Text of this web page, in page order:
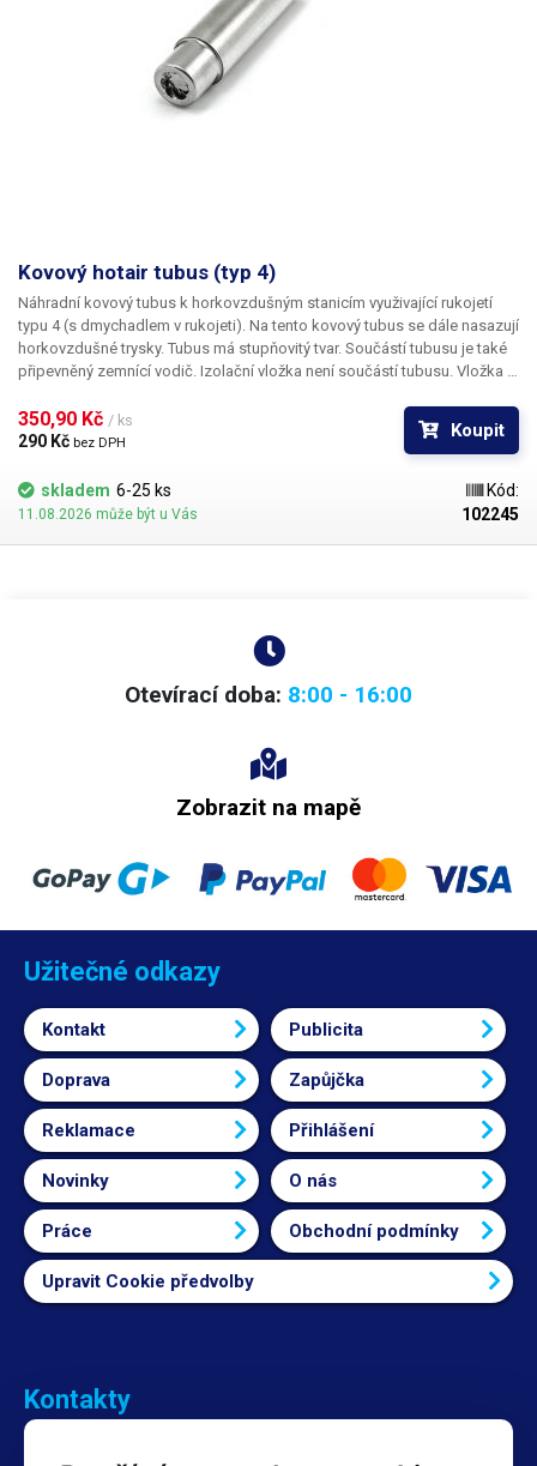
Kovový hotair tubus (typ 4)
Náhradní kovový tubus k horkovzdušným stanicím využivající rukojetí
typu 4 (s dmychadlem v rukojeti). Na tento kovový tubus se dále nasazují
horkovzdušné trysky. Tubus má stupňovitý tvar. Součástí tubusu je také
připevněný zemnící vodič. Izolační vložka není součástí tubusu. Vložka je
350,90 Kč / ks
290 Kč bez DPH
Koupit
skladem 6-25 ks
11.08.2026 může být u Vás
Kód:
102245
Otevírací doba: 8:00 - 16:00
Zobrazit na mapě
Užitečné odkazy
Kontakt Publicita
Doprava Zapůjčka
Reklamace Přihlášení
Novinky O nás
Práce Obchodní podmínky
Upravit Cookie předvolby
Kontakty